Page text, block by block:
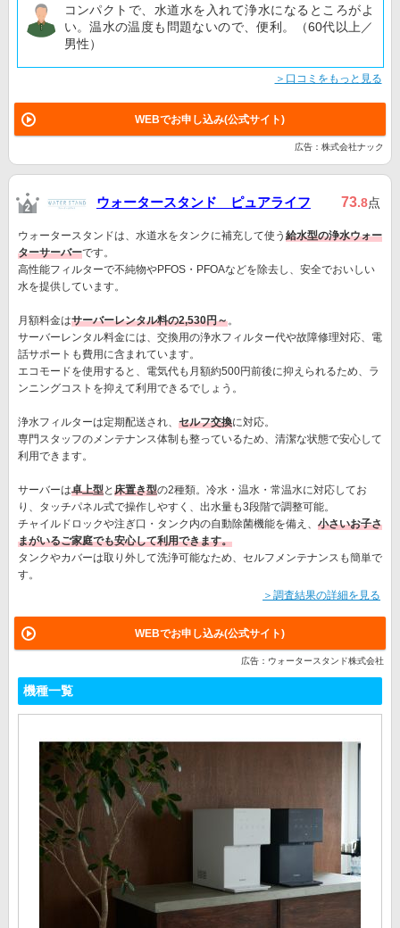
コンパクトで、水道水を入れて浄水になるところがよ
い。温水の温度も問題ないので、便利。（60代以上／
男性）
＞口コミをもっと見る
WEBでお申し込み(公式サイト)
広告：株式会社ナック
ウォータースタンド ピュアライフ 73.8点
ウォータースタンドは、水道水をタンクに補充して使う 給水型の浄水ウォー
ターサーバーです。
高性能フィルターで不純物やPFOS・PFOAなどを除去し、安全でおいしい
水を提供しています。
月額料金はサーバーレンタル料の2,530円～。
サーバーレンタル料金には、交換用の浄水フィルター代や故障修理対応、電
話サポートも費用に含まれています。
エコモードを使用すると、電気代も月額約500円前後に抑えられるため、ラ
ンニングコストを抑えて利用できるでしょう。
浄水フィルターは定期配送され、 セルフ交換に対応。
専門スタッフのメンテナンス体制も整っているため、清潔な状態で安心して
利用できます。
サーバーは卓上型と 床置き型の2種類。冷水・温水・常温水に対応してお
り、タッチパネル式で操作しやすく、出水量も3段階で調整可能。
チャイルドロックや注ぎ口・タンク内の自動除菌機能を備え、 小さいお子さ
まがいるご家庭でも安心して利用できます。
タンクやカバーは取り外して洗浄可能なため、セルフメンテナンスも簡単で
す。
＞調査結果の詳細を見る
WEBでお申し込み(公式サイト)
広告：ウォータースタンド株式会社
機種一覧